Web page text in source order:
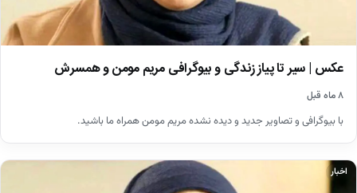
عکس | سیر تا پیاز زندگی و بیوگرافی مریم مومن و همسرش
۸ ماه قبل
با بیوگرافی و تصاویر جدید و دیده نشده مریم مومن همراه ما باشید.
اخبار